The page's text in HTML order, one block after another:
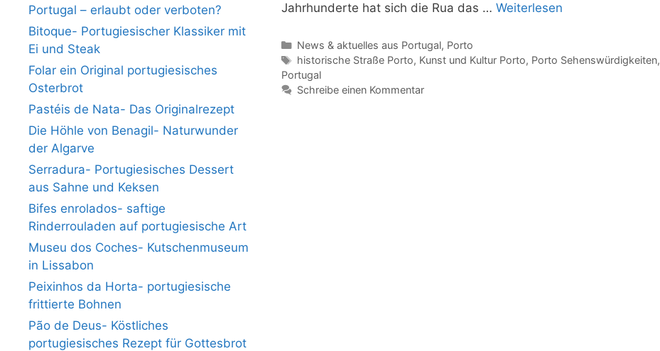
Jahrhunderte hat sich die Rua das … Weiterlesen
Kategorien
News & aktuelles aus Portugal, Porto
Schlagwörter
historische Straße Porto, Kunst und Kultur Porto, Porto Sehenswürdigkeiten,
Portugal
Schreibe einen Kommentar
Portugal – erlaubt oder verboten?
Bitoque- Portugiesischer Klassiker mit
Ei und Steak
Folar ein Original portugiesisches
Osterbrot
Pastéis de Nata- Das Originalrezept
Die Höhle von Benagil- Naturwunder
der Algarve
Serradura- Portugiesisches Dessert
aus Sahne und Keksen
Bifes enrolados- saftige
Rinderrouladen auf portugiesische Art
Museu dos Coches- Kutschenmuseum
in Lissabon
Peixinhos da Horta- portugiesische
frittierte Bohnen
Pão de Deus- Köstliches
portugiesisches Rezept für Gottesbrot